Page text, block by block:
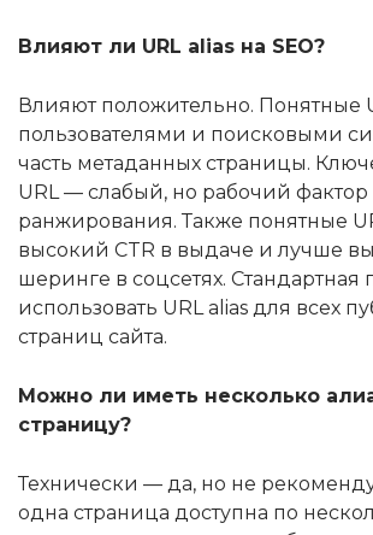
Влияют ли URL alias на SEO?
Влияют положительно. Понятные
пользователями и поисковыми
часть метаданных страницы.
URL — слабый, но рабочий фактор
ранжирования. Также понятные
высокий CTR в выдаче и лучше
шеринге в соцсетях. Стандартная
использовать URL alias для всех
страниц сайта.
Можно ли иметь несколько
страницу?
Технически — да, но не
одна страница доступна по